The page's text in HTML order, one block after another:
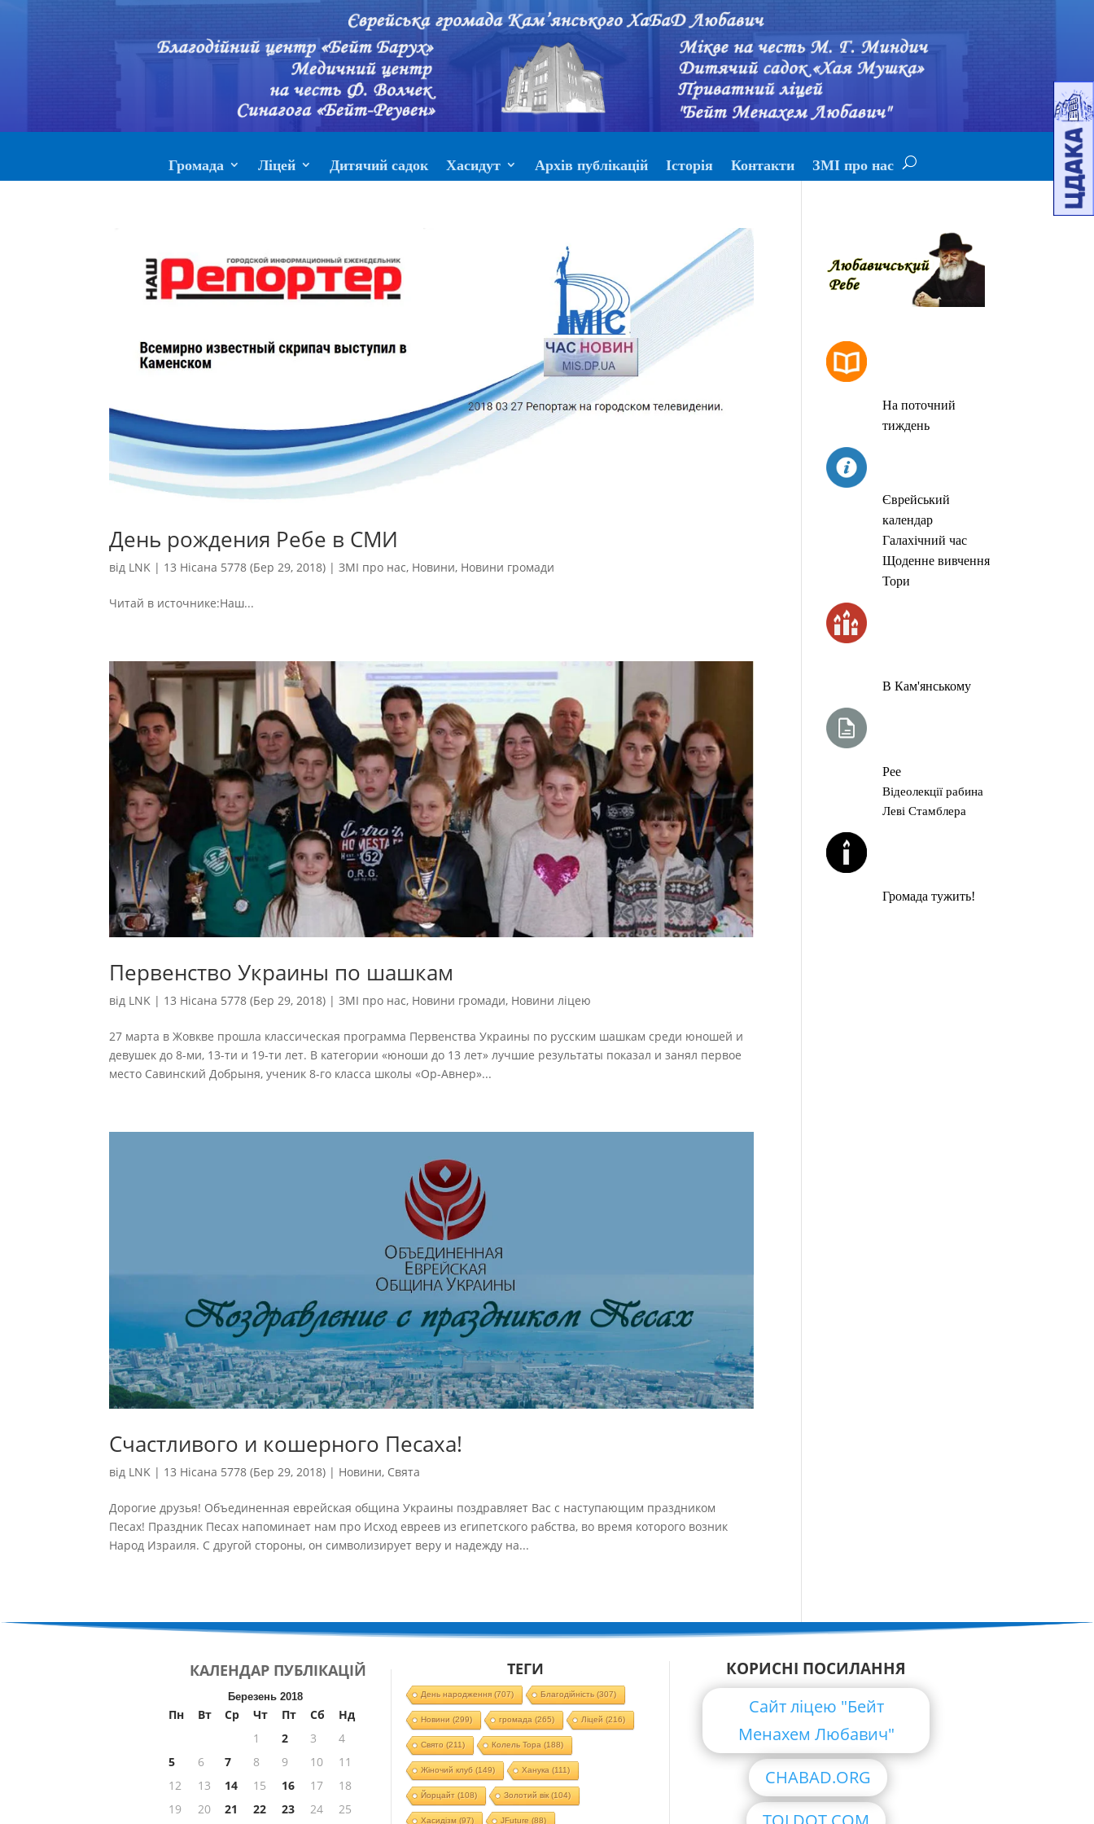
Громада Ліцей Дитячий садок Хасидут Архів публікацій Історія Контакти ЗМІ про нас
День рождения Ребе в СМИ
від LNK | 13 Нісана 5778 (Бер 29, 2018) |ЗМІ про нас, Новини, Новини громади
Читай в источнике:Наш...
Первенство Украины по шашкам
від LNK | 13 Нісана 5778 (Бер 29, 2018) |ЗМІ про нас, Новини громади, Новини ліцею
27 марта в Жовкве прошла классическая программа Первенства Украины по русским шашкам среди юношей и
девушек до 8-ми, 13-ти и 19-ти лет. В категории «юноши до 13 лет» лучшие результаты показал и занял первое
место Савинский Добрыня, ученик 8-го класса школы «Ор-Авнер»...
Счастливого и кошерного Песаха!
від LNK | 13 Нісана 5778 (Бер 29, 2018) | Новини, Свята
Дорогие друзья! Объединенная еврейская община Украины поздравляет Вас с наступающим праздником
Песах! Праздник Песах напоминает нам про Исход евреев из египетского рабства, во время которого возник
Народ Израиля. С другой стороны, он символизирует веру и надежду на...
На поточний
тиждень
Єврейський
календар
Галахічний час
Щоденне вивчення
Тори
В Кам'янському
Рее
Відеолекції рабина
Леві Стамблера
Громада тужить!
КАЛЕНДАР ПУБЛІКАЦІЙ
Березень 2018
Пн Вт Ср Чт Пт Сб
Нд
1
2 3
4
5
6 7 8 9 10
11
12
13 14 15 16 17
18
19
20 21 22 23 24 25
ТЕГИ
День народження(707) Благодійність (307)
Новини (299) громада (265) Ліцей (216)
Свято (211) Колель Тора (188)
Жіночий клуб (149) Ханука (111)
Йорцайт (108) Золотий вік(104)
Хасидізм (97) JFuture (88)
КОРИСНІ ПОСИЛАННЯ
Сайт ліцею "Бейт
Менахем Любавич"
CHABAD.ORG